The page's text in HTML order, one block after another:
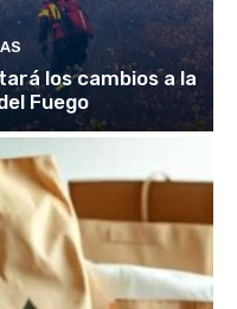
los cambios a la
Fuego